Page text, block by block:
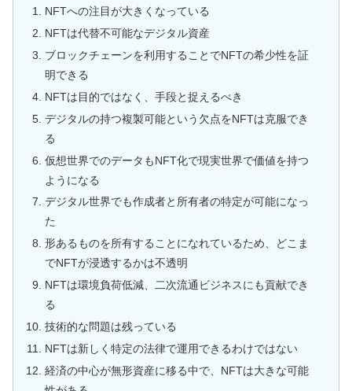
NFTへの注目が大きくなっている
NFTは代替不可能なデジタル資産
ブロックチェーンを利用することでNFTの希少性を証
明できる
NFTは目的ではなく、手段と捉えるべき
デジタルの持つ複製可能という欠点をNFTは克服でき
る
仮想世界でのデータもNFT化で現実世界で価値を持つ
ようになる
デジタル世界でも作成者と所有者の特定が可能になっ
た
形あるものを所有することになれているため、どこま
でNFTが浸透するかは不透明
NFTは環境負荷低減、二次流通ビジネスにも貢献でき
る
技術的な問題は残っている
NFTは新しく特定の法律で運用できるわけではない
経済の中心が無形資産に移る中で、NFTは大きな可能